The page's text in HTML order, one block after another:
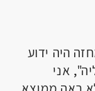
היה ידוע
אני